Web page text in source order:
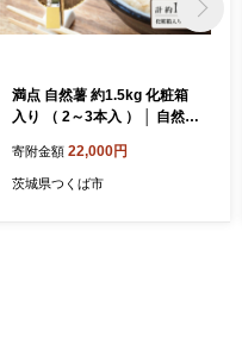
満点 自然薯 約1.5kg 化粧箱
入り （ 2～3本入 ） │ 自然薯
茨城県 つくば市
寄附金額 22,000円
茨城県つくば市